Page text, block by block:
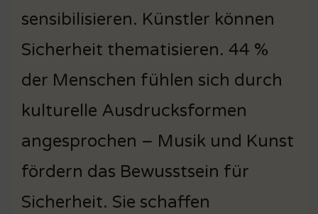
sensibilisieren. Künstler können
Sicherheit thematisieren. 44 %
der Menschen fühlen sich durch
kulturelle Ausdrucksformen
angesprochen – Musik und Kunst
fördern das Bewusstsein für
Sicherheit. Sie schaffen